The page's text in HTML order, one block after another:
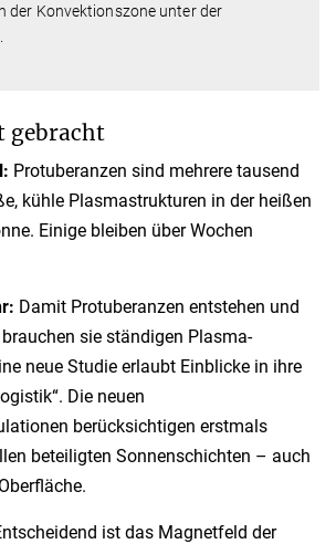
der Konvektionszone unter der
gebracht
Protuberanzen sind mehrere tausend
kühle Plasmastrukturen in der heißen
Einige bleiben über Wochen
Damit Protuberanzen entstehen und
sie ständigen Plasma-
neue Studie erlaubt Einblicke in ihre
Die neuen
berücksichtigen erstmals
beteiligten Sonnenschichten – auch
ist das Magnetfeld der